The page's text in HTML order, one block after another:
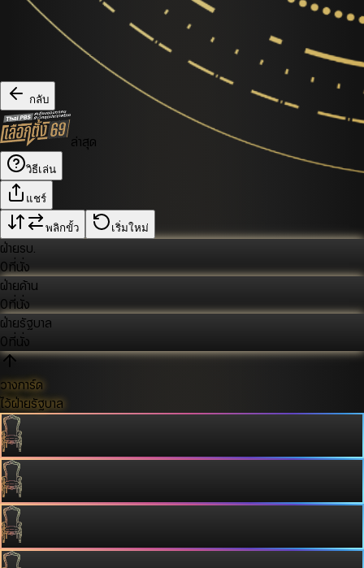
กลับ
ล่าสุด
วิธีเล่น
แชร์
พลิกขั้ว เริ่มใหม่
ฝ่ายรบ.
0ที่นั่ง
ฝ่ายค้าน
0ที่นั่ง
ฝ่ายรัฐบาล
0ที่นั่ง
วางการ์ด
ไว้ฝ่ายรัฐบาล